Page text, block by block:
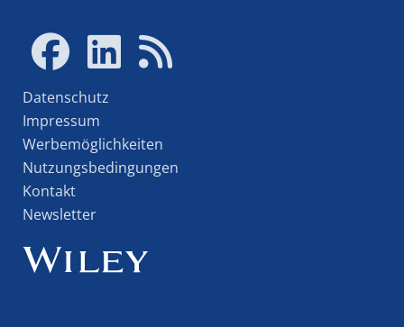
Datenschutz
Impressum
Werbemöglichkeiten
Nutzungsbedingungen
Kontakt
Newsletter